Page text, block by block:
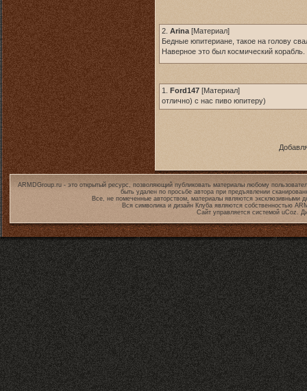
2. Arina [Материал]
Бедные юпитериане, такое на голову
Наверное это был космический
1. Ford147 [Материал]
отлично) с нас пиво юпитеру)
ARMDGroup.ru - это открытый ресурс, позволяющий публиковать материалы любому
быть удален по просьбе автора при предъявлении
Все, не помеченные авторством, материалы являются эксклюзивными
Вся символика и дизайн Клуба являются собственностью
Сайт управляется системой uCoz.